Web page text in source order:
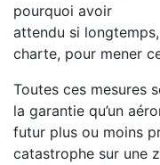
pourquoi avoir
attendu si
charte, pour mener
Toutes ces mesures
la garantie qu’un
futur plus ou moins
catastrophe sur une